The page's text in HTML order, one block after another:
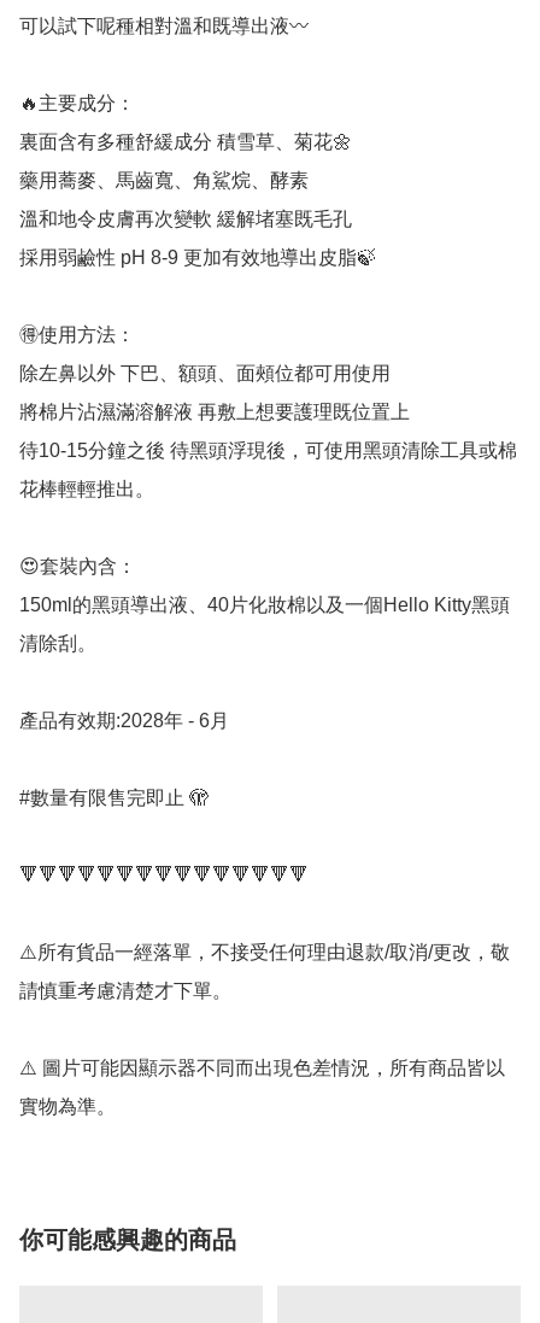
可以試下呢種相對溫和既導出液〰️
🔥主要成分：
裏面含有多種舒緩成分 積雪草、菊花🌼
藥用蕎麥、馬齒寬、角鯊烷、酵素
溫和地令皮膚再次變軟 緩解堵塞既毛孔
採用弱鹼性 pH 8-9 更加有效地導出皮脂🍃
🉐使用方法：
除左鼻以外 下巴、額頭、面頰位都可用使用
將棉片沾濕滿溶解液 再敷上想要護理既位置上
待10-15分鐘之後 待黑頭浮現後，可使用黑頭清除工具或棉
花棒輕輕推出。
😍套裝內含：
150ml的黑頭導出液、40片化妝棉以及一個Hello Kitty黑頭
清除刮。
產品有效期:2028年 - 6月
#數量有限售完即止 🫣
🔻🔻🔻🔻🔻🔻🔻🔻🔻🔻🔻🔻🔻🔻🔻
⚠️所有貨品一經落單，不接受任何理由退款/取消/更改，敬
請慎重考慮清楚才下單。
⚠️ 圖片可能因顯示器不同而出現色差情況，所有商品皆以
實物為準。
你可能感興趣的商品